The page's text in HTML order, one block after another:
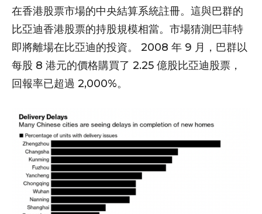
在香港股票市場的中央結算系統註冊。這與巴群的
比亞迪香港股票的持股規模相當。市場猜測巴菲特
即將離場在比亞迪的投資。 2008 年 9 月，巴群以
每股 8 港元的價格購買了 2.25 億股比亞迪股票，
回報率已超過 2,000%。